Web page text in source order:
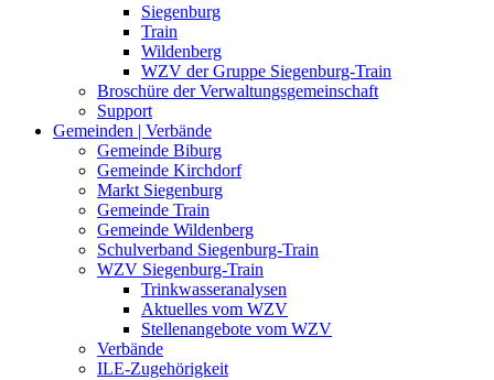
Siegenburg
Train
Wildenberg
WZV der Gruppe Siegenburg-Train
Broschüre der Verwaltungsgemeinschaft
Support
Gemeinden | Verbände
Gemeinde Biburg
Gemeinde Kirchdorf
Markt Siegenburg
Gemeinde Train
Gemeinde Wildenberg
Schulverband Siegenburg-Train
WZV Siegenburg-Train
Trinkwasseranalysen
Aktuelles vom WZV
Stellenangebote vom WZV
Verbände
ILE-Zugehörigkeit